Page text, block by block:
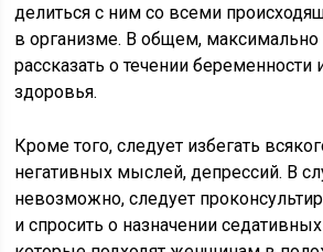
делиться с ним со всеми
в организме. В общем,
рассказать о течении беременности
здоровья.
Кроме того, следует избегать
негативных мыслей, депрессий. В
невозможно, следует
и спросить о назначении